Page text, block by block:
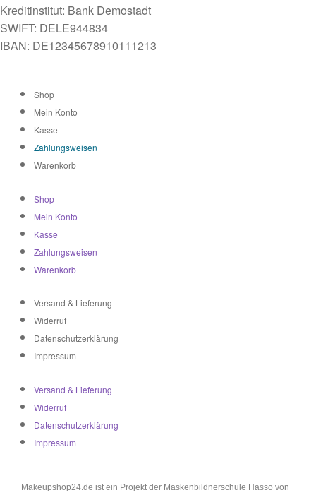
Kreditinstitut: Bank Demostadt
SWIFT: DELE944834
IBAN: DE12345678910111213
Shop
Mein Konto
Kasse
Zahlungsweisen
Warenkorb
Shop
Mein Konto
Kasse
Zahlungsweisen
Warenkorb
Versand & Lieferung
Widerruf
Datenschutzerklärung
Impressum
Versand & Lieferung
Widerruf
Datenschutzerklärung
Impressum
Makeupshop24.de ist ein Projekt der Maskenbildnerschule Hasso von